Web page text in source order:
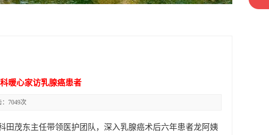
暖心家访乳腺癌患者
7049次
田茂东主任带领医护团队，深入乳腺癌术后六年患者龙阿姨